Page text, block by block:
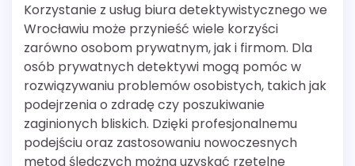
Korzystanie z usług biura detektywistycznego we
Wrocławiu może przynieść wiele korzyści
zarówno osobom prywatnym, jak i firmom. Dla
osób prywatnych detektywi mogą pomóc w
rozwiązywaniu problemów osobistych, takich jak
podejrzenia o zdradę czy poszukiwanie
zaginionych bliskich. Dzięki profesjonalnemu
podejściu oraz zastosowaniu nowoczesnych
metod śledczych można uzyskać rzetelne